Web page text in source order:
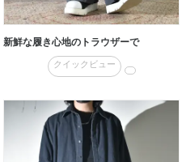
新鮮な履き心地のトラウザーで
クイックビュー